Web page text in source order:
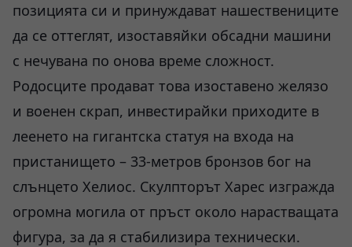
позицията си и принуждават нашествениците
да се оттеглят, изоставяйки обсадни машини
с нечувана по онова време сложност.
Родосците продават това изоставено желязо
и военен скрап, инвестирайки приходите в
леенето на гигантска статуя на входа на
пристанището – 33-метров бронзов бог на
слънцето Хелиос. Скулпторът Харес изгражда
огромна могила от пръст около нарастващата
фигура, за да я стабилизира технически.